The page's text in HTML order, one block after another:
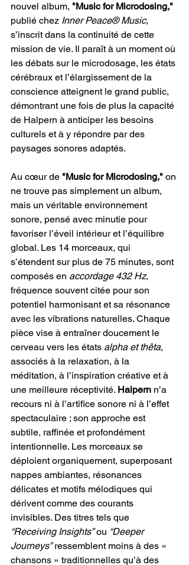
nouvel album, "Music for Microdosing,"
publié chez Inner Peace® Music,
s’inscrit dans la continuité de cette
mission de vie. Il paraît à un moment où
les débats sur le microdosage, les états
cérébraux et l’élargissement de la
conscience atteignent le grand public,
démontrant une fois de plus la capacité
de Halpern à anticiper les besoins
culturels et à y répondre par des
paysages sonores adaptés.
Au cœur de "Music for Microdosing," on
ne trouve pas simplement un album,
mais un véritable environnement
sonore, pensé avec minutie pour
favoriser l’éveil intérieur et l’équilibre
global. Les 14 morceaux, qui
s’étendent sur plus de 75 minutes, sont
composés en accordage 432 Hz,
fréquence souvent citée pour son
potentiel harmonisant et sa résonance
avec les vibrations naturelles. Chaque
pièce vise à entraîner doucement le
cerveau vers les états alpha et thêta,
associés à la relaxation, à la
méditation, à l’inspiration créative et à
une meilleure réceptivité. Halpern n’a
recours ni à l’artifice sonore ni à l’effet
spectaculaire ; son approche est
subtile, raffinée et profondément
intentionnelle. Les morceaux se
déploient organiquement, superposant
nappes ambiantes, résonances
délicates et motifs mélodiques qui
dérivent comme des courants
invisibles. Des titres tels que
“Receiving Insights” ou “Deeper
Journeys” ressemblent moins à des «
chansons » traditionnelles qu’à des